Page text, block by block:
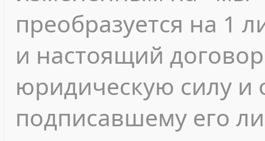
преобразуется на 1
и настоящий
юридическую силу и
подписавшему его